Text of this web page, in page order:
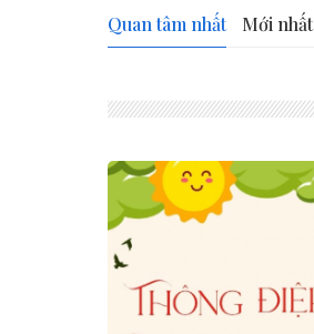
Quan tâm nhất Mới nhất